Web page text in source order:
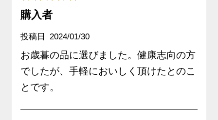
購入者
投稿日 2024/01/30
お歳暮の品に選びました。健康志向の方
でしたが、手軽においしく頂けたとのこ
とです。